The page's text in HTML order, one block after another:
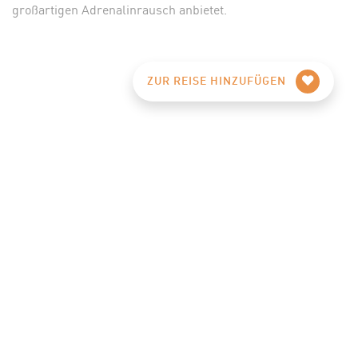
großartigen Adrenalinrausch anbietet.
ZUR REISE HINZUFÜGEN